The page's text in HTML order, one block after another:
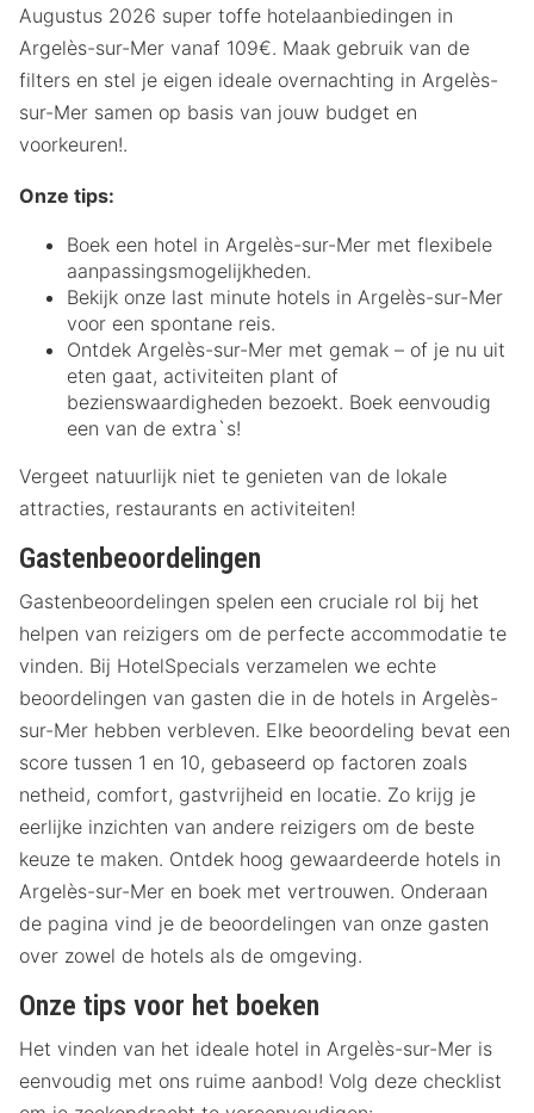
Augustus 2026 super toffe hotelaanbiedingen in
Argelès-sur-Mer vanaf 109€. Maak gebruik van de
filters en stel je eigen ideale overnachting in Argelès-
sur-Mer samen op basis van jouw budget en
voorkeuren!.
Onze tips:
Boek een hotel in Argelès-sur-Mer met flexibele
aanpassingsmogelijkheden.
Bekijk onze last minute hotels in Argelès-sur-Mer
voor een spontane reis.
Ontdek Argelès-sur-Mer met gemak – of je nu uit
eten gaat, activiteiten plant of
bezienswaardigheden bezoekt. Boek eenvoudig
een van de extra`s!
Vergeet natuurlijk niet te genieten van de lokale
attracties, restaurants en activiteiten!
Gastenbeoordelingen
Gastenbeoordelingen spelen een cruciale rol bij het
helpen van reizigers om de perfecte accommodatie te
vinden. Bij HotelSpecials verzamelen we echte
beoordelingen van gasten die in de hotels in Argelès-
sur-Mer hebben verbleven. Elke beoordeling bevat een
score tussen 1 en 10, gebaseerd op factoren zoals
netheid, comfort, gastvrijheid en locatie. Zo krijg je
eerlijke inzichten van andere reizigers om de beste
keuze te maken. Ontdek hoog gewaardeerde hotels in
Argelès-sur-Mer en boek met vertrouwen. Onderaan
de pagina vind je de beoordelingen van onze gasten
over zowel de hotels als de omgeving.
Onze tips voor het boeken
Het vinden van het ideale hotel in Argelès-sur-Mer is
eenvoudig met ons ruime aanbod! Volg deze checklist